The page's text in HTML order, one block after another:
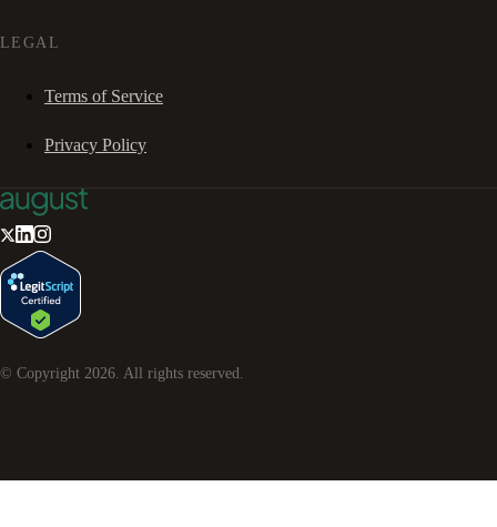
LEGAL
Terms of Service
Privacy Policy
© Copyright 2026. All rights reserved.